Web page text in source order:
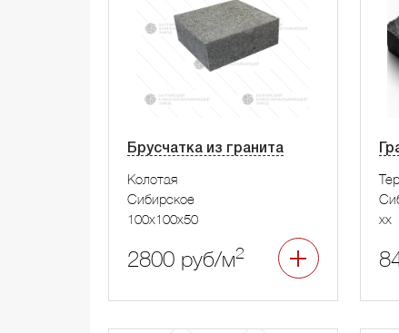
Брусчатка из гранита
Колотая
Сибирское
100x100x50
2800 руб/м2
xx